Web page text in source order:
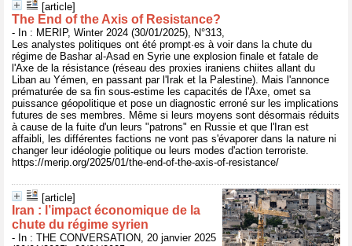
[article]
The End of the Axis of Resistance?
- In : MERIP, Winter 2024 (30/01/2025), N°313,
Les analystes politiques ont été prompt·es à voir dans la chute du
régime de Bashar al-Asad en Syrie une explosion finale et fatale de
l'Axe de la résistance (réseau des proxies iraniens chiites allant du
Liban au Yémen, en passant par l'Irak et la Palestine). Mais l'annonce
prématurée de sa fin sous-estime les capacités de l'Axe, omet sa
puissance géopolitique et pose un diagnostic erroné sur les implications
futures de ses membres. Même si leurs moyens sont désormais réduits
à cause de la fuite d'un leurs "patrons" en Russie et que l'Iran est
affaibli, les différentes factions ne vont pas s'évaporer dans la nature ni
changer leur idéologie politique ou leurs modes d'action terroriste.
https://merip.org/2025/01/the-end-of-the-axis-of-resistance/
[article]
Iran : l’impact économique de la
chute du régime syrien
- In : THE CONVERSATION, 20 janvier 2025